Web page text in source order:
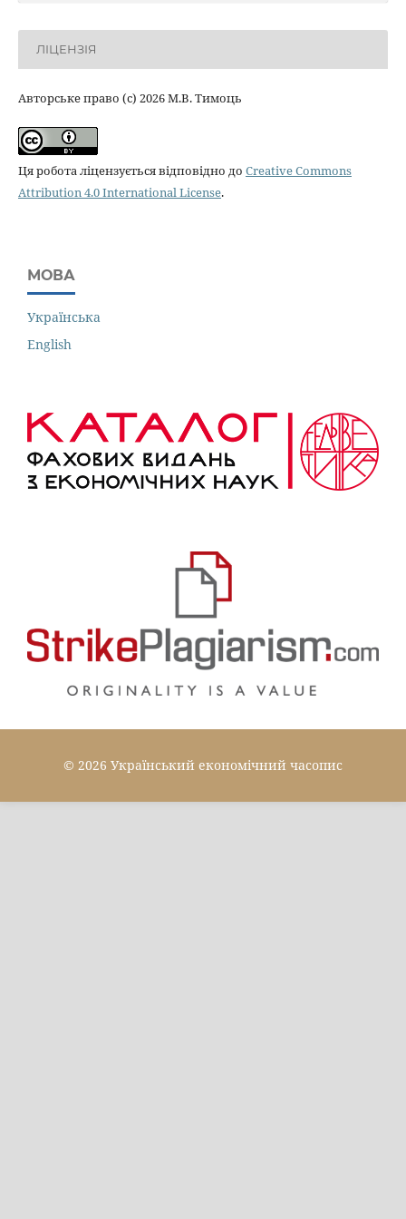
ЛІЦЕНЗІЯ
Авторське право (c) 2026 М.В. Тимоць
Ця робота ліцензується відповідно до Creative Commons
Attribution 4.0 International License.
МОВА
Українська
English
© 2026 Український економічний часопис